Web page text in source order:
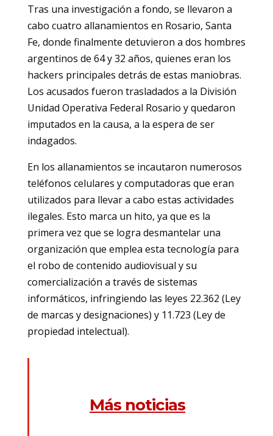
Tras una investigación a fondo, se llevaron a
cabo cuatro allanamientos en Rosario, Santa
Fe, donde finalmente detuvieron a dos hombres
argentinos de 64 y 32 años, quienes eran los
hackers principales detrás de estas maniobras.
Los acusados fueron trasladados a la División
Unidad Operativa Federal Rosario y quedaron
imputados en la causa, a la espera de ser
indagados.
En los allanamientos se incautaron numerosos
teléfonos celulares y computadoras que eran
utilizados para llevar a cabo estas actividades
ilegales. Esto marca un hito, ya que es la
primera vez que se logra desmantelar una
organización que emplea esta tecnología para
el robo de contenido audiovisual y su
comercialización a través de sistemas
informáticos, infringiendo las leyes 22.362 (Ley
de marcas y designaciones) y 11.723 (Ley de
propiedad intelectual).
Más noticias